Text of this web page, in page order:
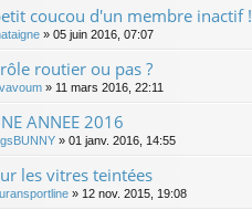
coucou d'un membre inactif !
» 05 juin 2016, 07:07
routier ou pas ?
» 11 mars 2016, 22:11
ANNEE 2016
» 01 janv. 2016, 14:55
les vitres teintées
» 12 nov. 2015, 19:08